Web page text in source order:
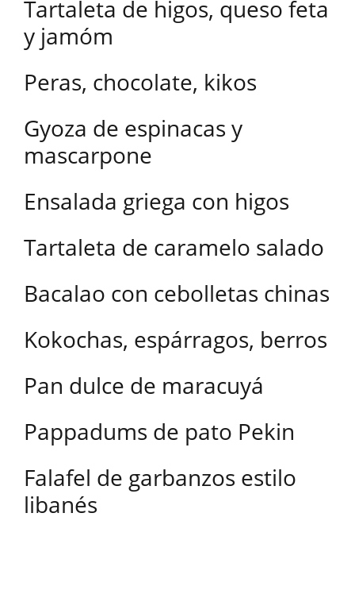
Tartaleta de higos, queso feta
y jamóm
Peras, chocolate, kikos
Gyoza de espinacas y
mascarpone
Ensalada griega con higos
Tartaleta de caramelo salado
Bacalao con cebolletas chinas
Kokochas, espárragos, berros
Pan dulce de maracuyá
Pappadums de pato Pekin
Falafel de garbanzos estilo
libanés